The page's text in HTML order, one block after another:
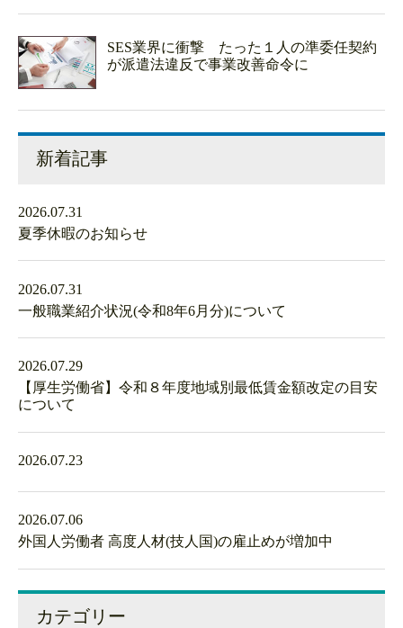
SES業界に衝撃 たった１人の準委任契約
が派遣法違反で事業改善命令に
新着記事
2026.07.31
夏季休暇のお知らせ
2026.07.31
一般職業紹介状況(令和8年6月分)について
2026.07.29
【厚生労働省】令和８年度地域別最低賃金額改定の目安
について
2026.07.23
2026.07.06
外国人労働者 高度人材(技人国)の雇止めが増加中
カテゴリー